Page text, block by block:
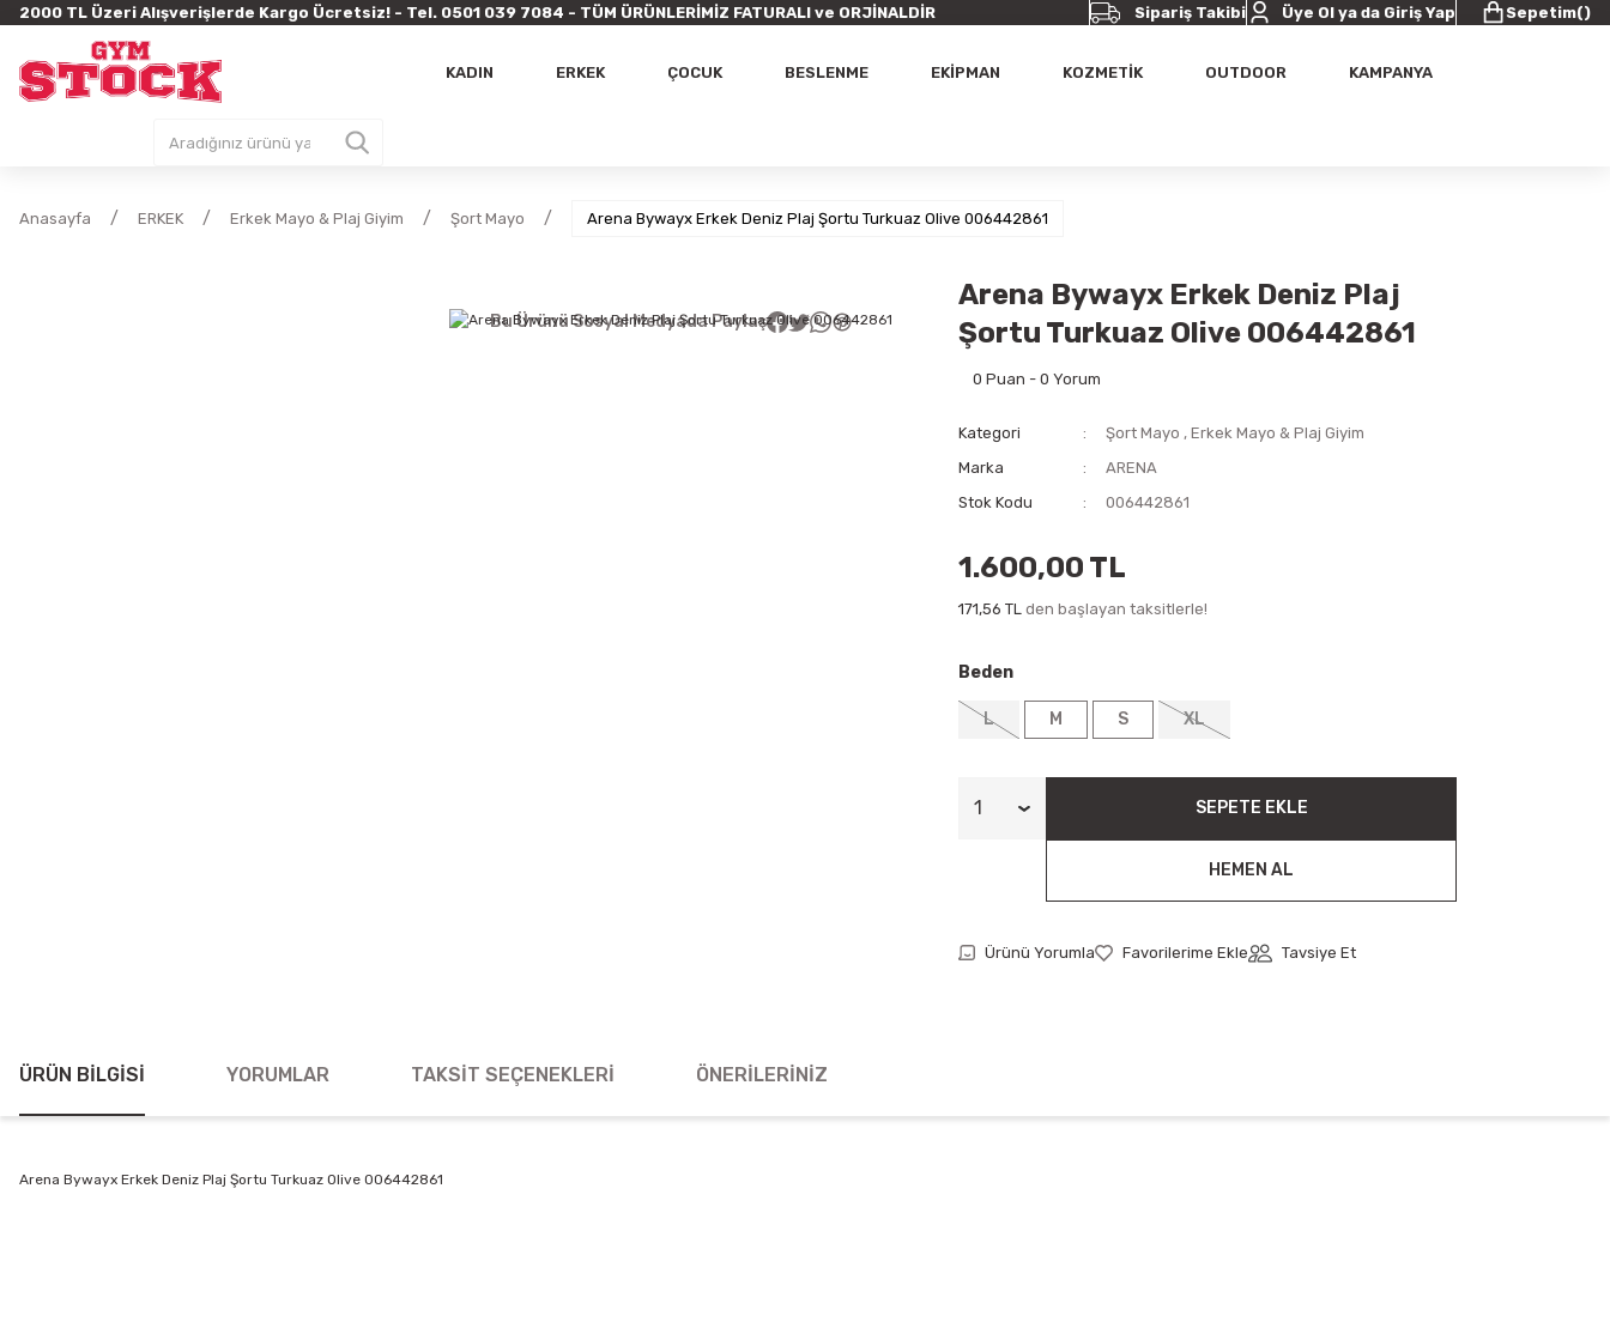
2000 TL Üzeri Alışverişlerde Kargo Ücretsiz! - Tel. 0501 039 7084 - TÜM ÜRÜNLERİMİZ FATURALI ve ORJİNALDİR Sipariş Takibi Üye Ol ya da Giriş Yap Sepetim()
KADIN ERKEK ÇOCUK BESLENME EKİPMAN KOZMETİK OUTDOOR KAMPANYA
Anasayfa ERKEK Erkek Mayo & Plaj Giyim Şort Mayo Arena Bywayx Erkek Deniz Plaj Şortu Turkuaz Olive 006442861
Bu Ürünü Sosyal Medyada Paylaş
Arena Bywayx Erkek Deniz Plaj
Şortu Turkuaz Olive 006442861
0 Puan - 0 Yorum
Kategori Şort Mayo , Erkek Mayo & Plaj Giyim
Marka
ARENA
Stok Kodu
006442861
1.600,00 TL
171,56 TL den başlayan taksitlerle!
Beden
L M S XL
SEPETE EKLE
HEMEN AL
Ürünü Yorumla Tavsiye Et
ÜRÜN BILGISI YORUMLAR TAKSIT SEÇENEKLERI ÖNERILERINIZ
Arena Bywayx Erkek Deniz Plaj Şortu Turkuaz Olive 006442861